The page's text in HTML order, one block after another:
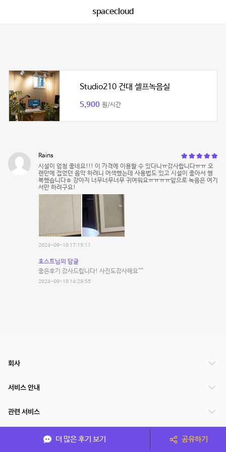
spacecloud
Studio210 건대 셀프녹음실
5,900 원/시간
Rains
시설이 엄청 좋네요!!! 이 가격에 이용할 수 있다니ㅠ감사합니다ㅠㅠ 오
랜만에 접었던 음악 하려니 어색했는데 사용법도 있고 시설이 좋아서 행
복했습니다ㅎ 강아지 너무너무너무 귀여워요ㅠㅠㅠㅠ앞으로 녹음은 여기
서만 하려구요!
2024-09-10 17:15:11
호스트님의 답글
좋은후기 감사드립니다! 사진도감사해요^^
2024-09-19 14:29:55
더 많은 후기 보기 공유하기
회사
서비스 안내
관련 서비스